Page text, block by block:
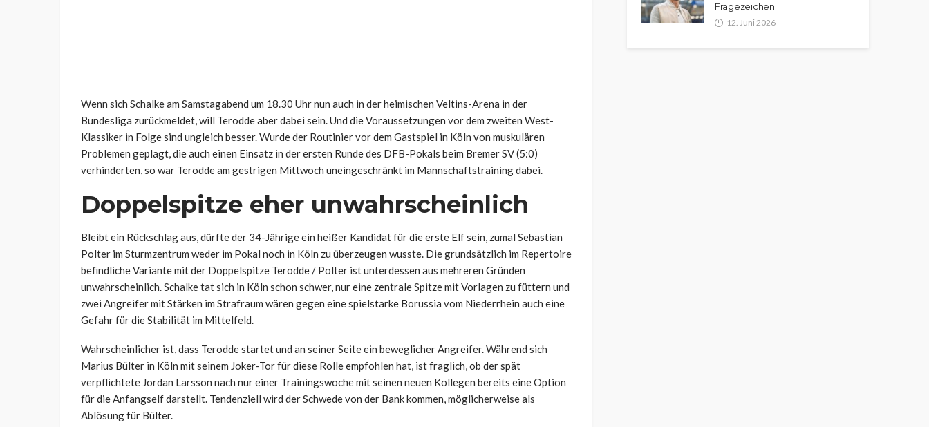
Wenn sich Schalke am Samstagabend um 18.30 Uhr nun auch in der heimischen Veltins-Arena in der
Bundesliga zurückmeldet, will Terodde aber dabei sein. Und die Voraussetzungen vor dem zweiten West-
Klassiker in Folge sind ungleich besser. Wurde der Routinier vor dem Gastspiel in Köln von muskulären
Problemen geplagt, die auch einen Einsatz in der ersten Runde des DFB-Pokals beim Bremer SV (5:0)
verhinderten, so war Terodde am gestrigen Mittwoch uneingeschränkt im Mannschaftstraining dabei.
Doppelspitze eher unwahrscheinlich
Bleibt ein Rückschlag aus, dürfte der 34-Jährige ein heißer Kandidat für die erste Elf sein, zumal Sebastian
Polter im Sturmzentrum weder im Pokal noch in Köln zu überzeugen wusste. Die grundsätzlich im Repertoire
befindliche Variante mit der Doppelspitze Terodde / Polter ist unterdessen aus mehreren Gründen
unwahrscheinlich. Schalke tat sich in Köln schon schwer, nur eine zentrale Spitze mit Vorlagen zu füttern und
zwei Angreifer mit Stärken im Strafraum wären gegen eine spielstarke Borussia vom Niederrhein auch eine
Gefahr für die Stabilität im Mittelfeld.
Wahrscheinlicher ist, dass Terodde startet und an seiner Seite ein beweglicher Angreifer. Während sich
Marius Bülter in Köln mit seinem Joker-Tor für diese Rolle empfohlen hat, ist fraglich, ob der spät
verpflichtete Jordan Larsson nach nur einer Trainingswoche mit seinen neuen Kollegen bereits eine Option
für die Anfangself darstellt. Tendenziell wird der Schwede von der Bank kommen, möglicherweise als
Ablösung für Bülter.
Fragezeichen
12. Juni 2026